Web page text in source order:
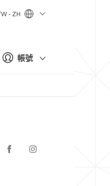
帳號
TW - ZH